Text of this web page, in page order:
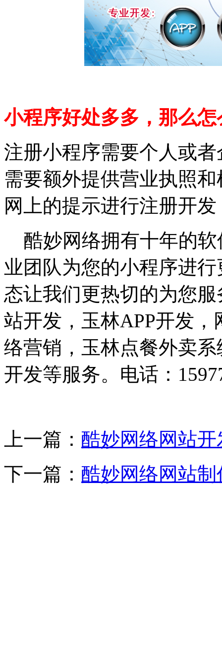
小程序好处多多，那么
注册小程序需要个人或
需要额外提供营业执照
网上的提示进行注册开
酷妙网络拥有十年的软
业团队为您的小程序进
态让我们更热切的为您
站开发，玉林APP开发
络营销，玉林点餐外卖
开发等服务。电话：
上一篇： 酷妙网络网站
下一篇： 酷妙网络网站